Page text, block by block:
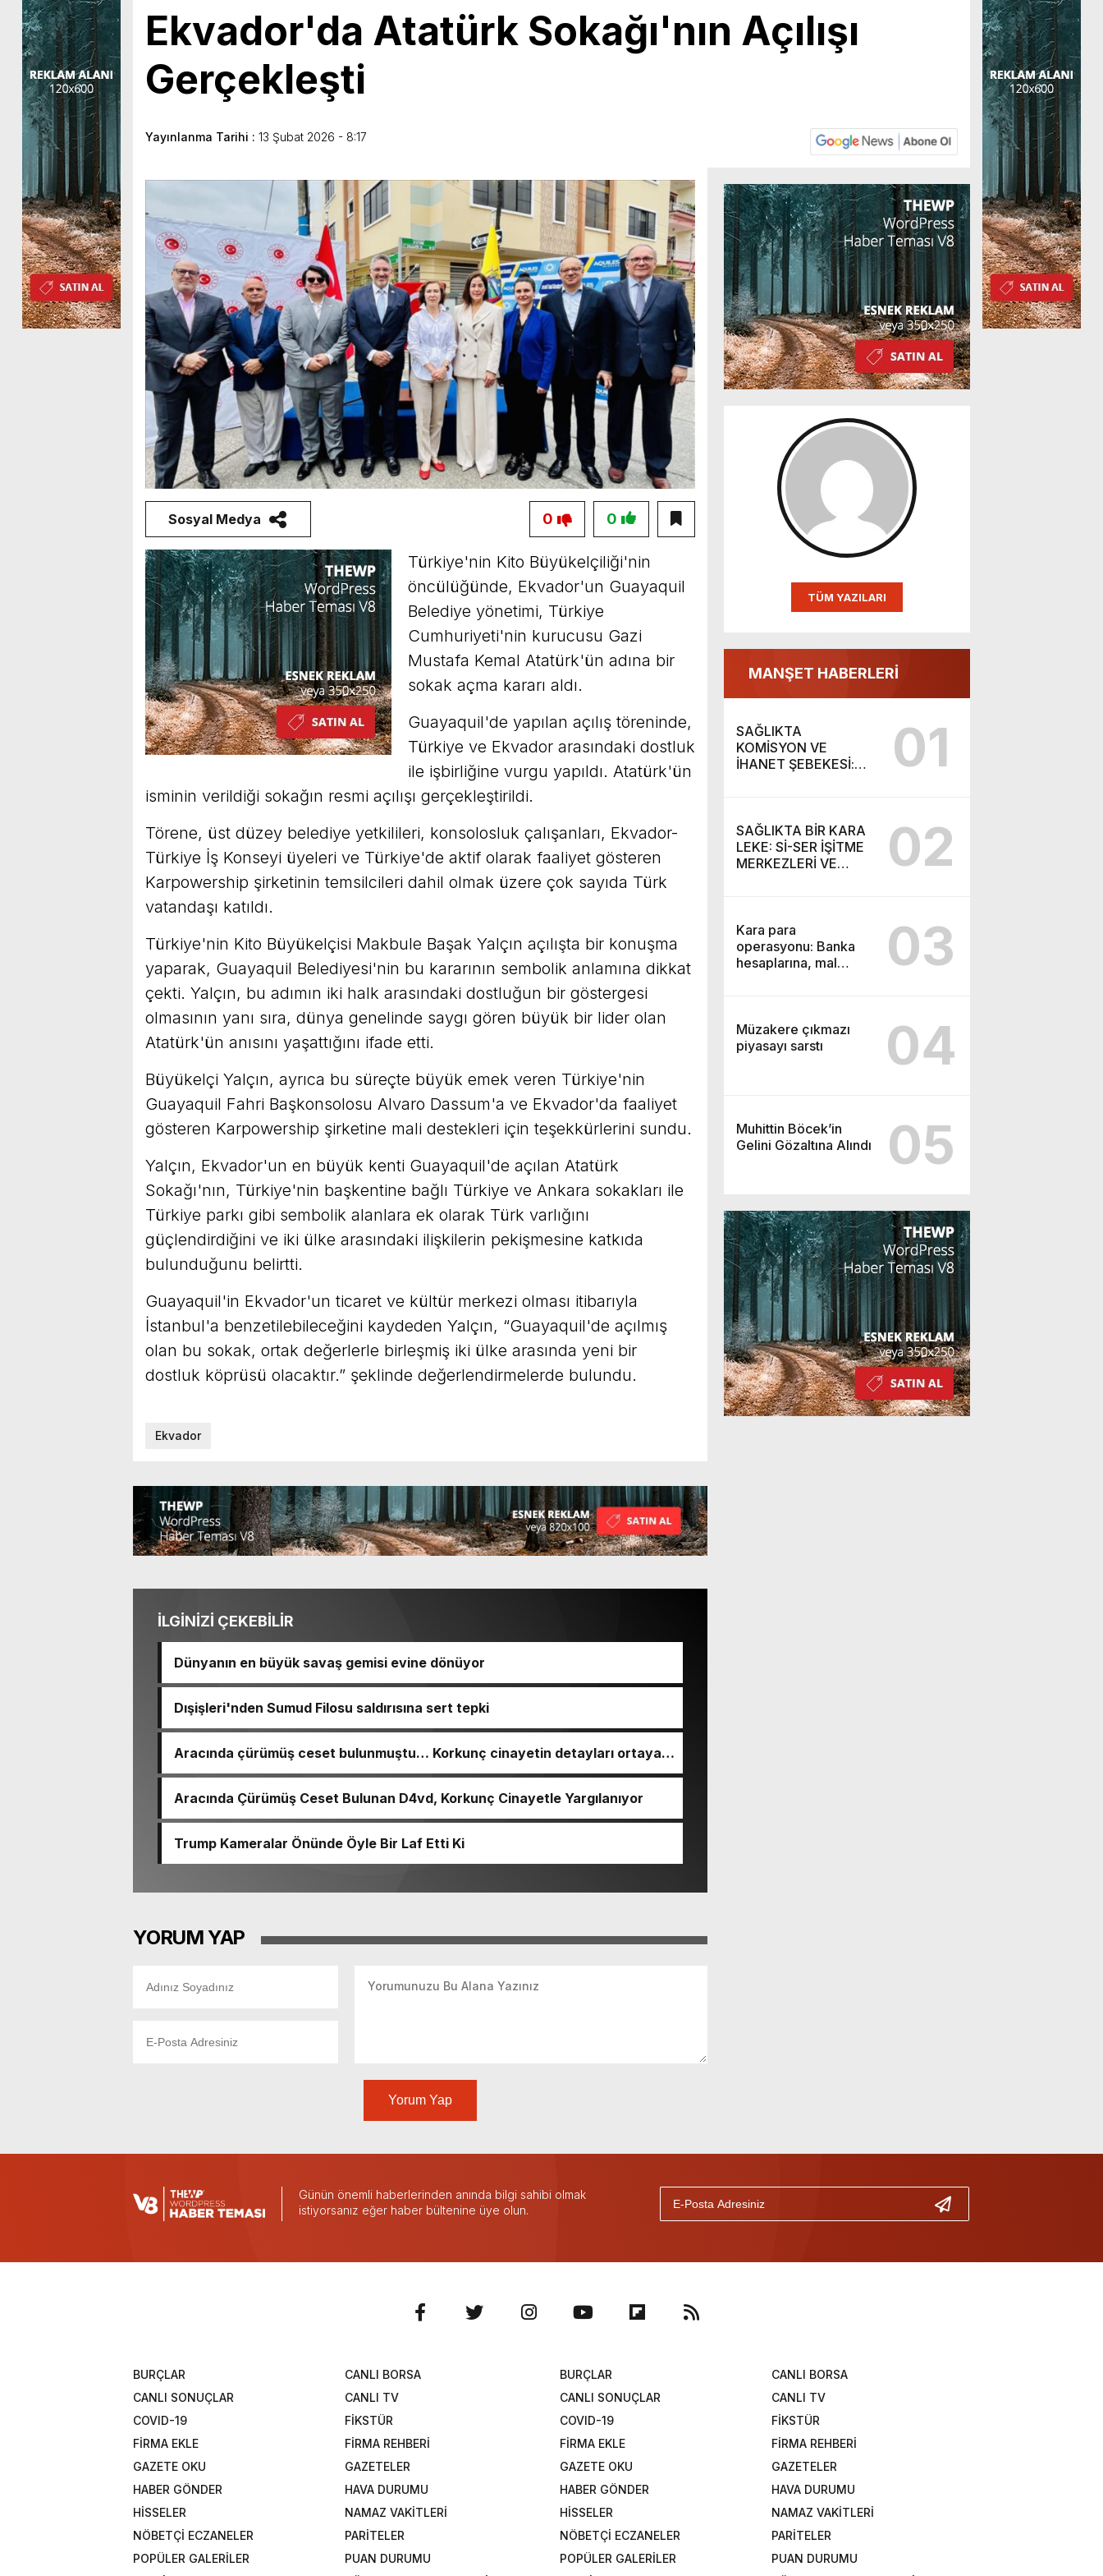
Ekvador'da Atatürk Sokağı'nın Açılışı
Gerçekleşti
Yayınlanma Tarihi : 13 Şubat 2026 - 8:17
TÜM YAZILARI
MANŞET HABERLERİ
SAĞLIKTA
KOMİSYON VE
İHANET ŞEBEKESİ:
VURGUNU!
01
SAĞLIKTA BİR KARA
LEKE: Sİ-SER İŞİTME
MERKEZLERİ VE
02
Kara para
operasyonu: Banka
hesaplarına, mal
03
Müzakere çıkmazı
piyasayı sarstı
04
Muhittin Böcek’in
Gelini Gözaltına Alındı
05
Sosyal Medya 0
0
Türkiye'nin Kito Büyükelçiliği'nin
öncülüğünde, Ekvador'un Guayaquil
Belediye yönetimi, Türkiye
Cumhuriyeti'nin kurucusu Gazi
Mustafa Kemal Atatürk'ün adına bir
sokak açma kararı aldı.
Guayaquil'de yapılan açılış töreninde,
Türkiye ve Ekvador arasındaki dostluk
ile işbirliğine vurgu yapıldı. Atatürk'ün
isminin verildiği sokağın resmi açılışı gerçekleştirildi.
Törene, üst düzey belediye yetkilileri, konsolosluk çalışanları, Ekvador-
Türkiye İş Konseyi üyeleri ve Türkiye'de aktif olarak faaliyet gösteren
Karpowership şirketinin temsilcileri dahil olmak üzere çok sayıda Türk
vatandaşı katıldı.
Türkiye'nin Kito Büyükelçisi Makbule Başak Yalçın açılışta bir konuşma
yaparak, Guayaquil Belediyesi'nin bu kararının sembolik anlamına dikkat
çekti. Yalçın, bu adımın iki halk arasındaki dostluğun bir göstergesi
olmasının yanı sıra, dünya genelinde saygı gören büyük bir lider olan
Atatürk'ün anısını yaşattığını ifade etti.
Büyükelçi Yalçın, ayrıca bu süreçte büyük emek veren Türkiye'nin
Guayaquil Fahri Başkonsolosu Alvaro Dassum'a ve Ekvador'da faaliyet
gösteren Karpowership şirketine mali destekleri için teşekkürlerini sundu.
Yalçın, Ekvador'un en büyük kenti Guayaquil'de açılan Atatürk
Sokağı'nın, Türkiye'nin başkentine bağlı Türkiye ve Ankara sokakları ile
Türkiye parkı gibi sembolik alanlara ek olarak Türk varlığını
güçlendirdiğini ve iki ülke arasındaki ilişkilerin pekişmesine katkıda
bulunduğunu belirtti.
Guayaquil'in Ekvador'un ticaret ve kültür merkezi olması itibarıyla
İstanbul'a benzetilebileceğini kaydeden Yalçın, “Guayaquil'de açılmış
olan bu sokak, ortak değerlerle birleşmiş iki ülke arasında yeni bir
dostluk köprüsü olacaktır.” şeklinde değerlendirmelerde bulundu.
Ekvador
İLGİNİZİ ÇEKEBİLİR
Dünyanın en büyük savaş gemisi evine dönüyor
Dışişleri'nden Sumud Filosu saldırısına sert tepki
Aracında çürümüş ceset bulunmuştu… Korkunç cinayetin detayları ortaya
çıktı
Aracında Çürümüş Ceset Bulunan D4vd, Korkunç Cinayetle Yargılanıyor
Trump Kameralar Önünde Öyle Bir Laf Etti Ki
YORUM YAP
Yorum Yap
Günün önemli haberlerinden anında bilgi sahibi olmak
istiyorsanız eğer haber bültenine üye olun.
BURÇLAR
CANLI BORSA
CANLI SONUÇLAR
CANLI TV
COVID-19
FİKSTÜR
FİRMA EKLE
FİRMA REHBERİ
GAZETE OKU
GAZETELER
HABER GÖNDER
HAVA DURUMU
HİSSELER
NAMAZ VAKİTLERİ
NÖBETÇİ ECZANELER
PARİTELER
POPÜLER GALERİLER
PUAN DURUMU
BURÇLAR
CANLI BORSA
CANLI SONUÇLAR
CANLI TV
COVID-19
FİKSTÜR
FİRMA EKLE
FİRMA REHBERİ
GAZETE OKU
GAZETELER
HABER GÖNDER
HAVA DURUMU
HİSSELER
NAMAZ VAKİTLERİ
NÖBETÇİ ECZANELER
PARİTELER
POPÜLER GALERİLER
PUAN DURUMU